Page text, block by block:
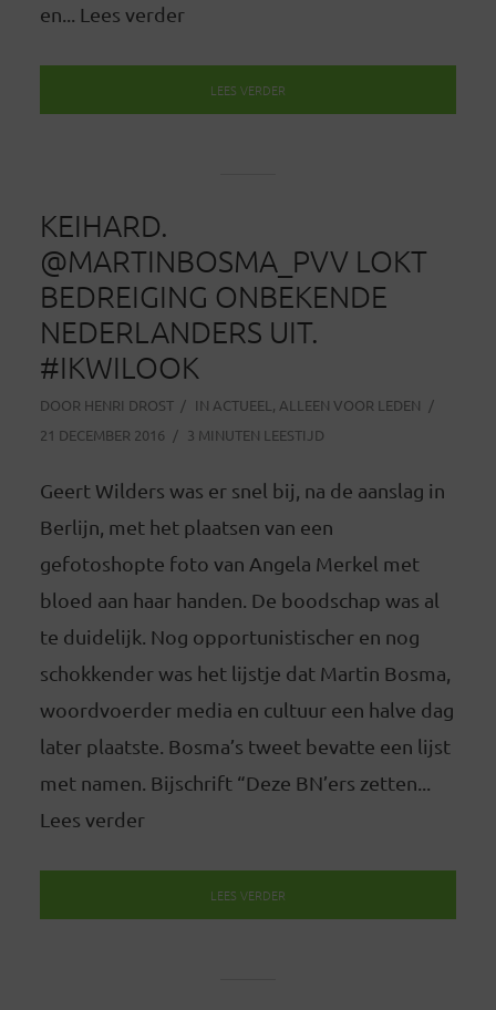
en... Lees verder
LEES VERDER
KEIHARD.
@MARTINBOSMA_PVV LOKT
BEDREIGING ONBEKENDE
NEDERLANDERS UIT.
#IKWILOOK
DOOR HENRI DROST IN ACTUEEL , ALLEEN VOOR LEDEN
21 DECEMBER 2016
3 MINUTEN LEESTIJD
Geert Wilders was er snel bij, na de aanslag in
Berlijn, met het plaatsen van een
gefotoshopte foto van Angela Merkel met
bloed aan haar handen. De boodschap was al
te duidelijk. Nog opportunistischer en nog
schokkender was het lijstje dat Martin Bosma,
woordvoerder media en cultuur een halve dag
later plaatste. Bosma’s tweet bevatte een lijst
met namen. Bijschrift “Deze BN’ers zetten...
Lees verder
LEES VERDER